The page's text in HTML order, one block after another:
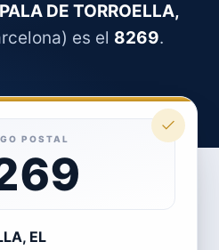
PALA DE TORROELLA,
es el 8269.
POSTAL
EL